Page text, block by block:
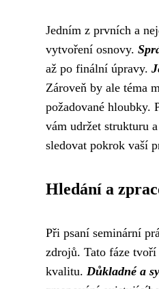
Jedním z prvních a
vytvoření osnovy.
až po finální úpravy.
Zároveň by ale téma
požadované hloubky.
vám udržet strukturu
sledovat pokrok vaší
Hledání a
Při psaní seminární
zdrojů. Tato fáze
kvalitu. Důkladné a